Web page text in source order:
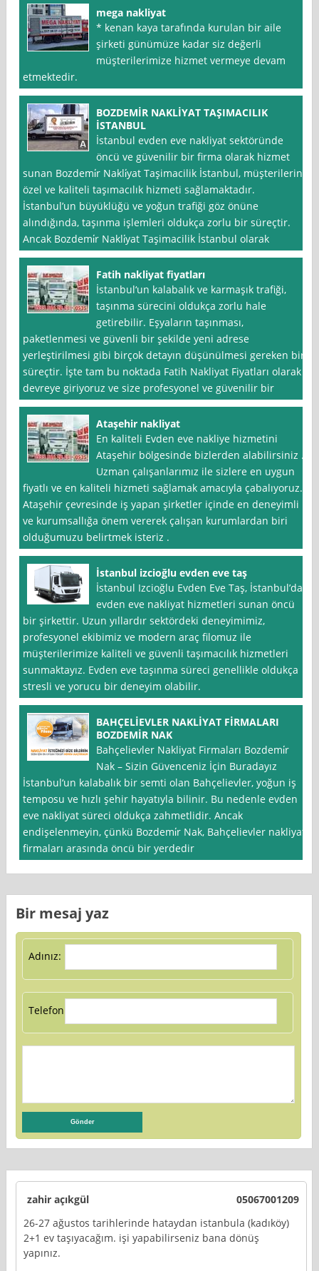
mega nakliyat
* kenan kaya tarafında kurulan bir aile
şirketi günümüze kadar siz değerli
müşterilerimize hizmet vermeye devam
etmektedir.
BOZDEMİR NAKLİYAT TAŞIMACILIK
İSTANBUL
İstanbul evden eve nakliyat sektöründe
öncü ve güvenilir bir firma olarak hizmet
sunan Bozdemi̇r Nakli̇yat Taşimacilik İstanbul, müşterilerine
özel ve kaliteli taşımacılık hizmeti sağlamaktadır.
İstanbul’un büyüklüğü ve yoğun trafiği göz önüne
alındığında, taşınma işlemleri oldukça zorlu bir süreçtir.
Ancak Bozdemi̇r Nakli̇yat Taşimacilik İstanbul olarak
Fatih nakliyat fiyatları
İstanbul‘un kalabalık ve karmaşık trafiği,
taşınma sürecini oldukça zorlu hale
getirebilir. Eşyaların taşınması,
paketlenmesi ve güvenli bir şekilde yeni adrese
yerleştirilmesi gibi birçok detayın düşünülmesi gereken bir
süreçtir. İşte tam bu noktada Fatih Nakliyat Fiyatları olarak
devreye giriyoruz ve size profesyonel ve güvenilir bir
Ataşehir nakliyat
En kaliteli Evden eve nakliye hizmetini
Ataşehir bölgesinde bizlerden alabilirsiniz .
Uzman çalışanlarımız ile sizlere en uygun
fiyatlı ve en kaliteli hizmeti sağlamak amacıyla çabalıyoruz.
Ataşehir çevresinde iş yapan şirketler içinde en deneyimli
ve kurumsallığa önem vererek çalışan kurumlardan biri
olduğumuzu belirtmek isteriz .
İstanbul izcioğlu evden eve taş
İstanbul Izcioğlu Evden Eve Taş, İstanbul’da
evden eve nakliyat hizmetleri sunan öncü
bir şirkettir. Uzun yıllardır sektördeki deneyimimiz,
profesyonel ekibimiz ve modern araç filomuz ile
müşterilerimize kaliteli ve güvenli taşımacılık hizmetleri
sunmaktayız. Evden eve taşınma süreci genellikle oldukça
stresli ve yorucu bir deneyim olabilir.
BAHÇELİEVLER NAKLİYAT FİRMALARI
BOZDEMİR NAK
Bahçelievler Nakliyat Firmaları Bozdemi̇r
Nak – Sizin Güvenceniz İçin Buradayız
İstanbul‘un kalabalık bir semti olan Bahçelievler, yoğun iş
temposu ve hızlı şehir hayatıyla bilinir. Bu nedenle evden
eve nakliyat süreci oldukça zahmetlidir. Ancak
endişelenmeyin, çünkü Bozdemi̇r Nak, Bahçelievler nakliyat
firmaları arasında öncü bir yerdedir
Bir mesaj yaz
Adınız:
Telefon:
zahir açıkgül
05067001209
26-27 ağustos tarihlerinde hataydan istanbula (kadıköy)
2+1 ev taşıyacağım. işi yapabilirseniz bana dönüş
yapınız.